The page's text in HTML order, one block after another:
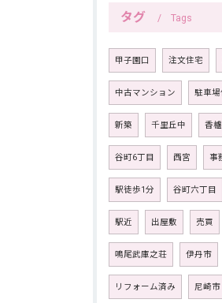
タグ Tags
甲子園口 注文住宅
中古マンション 駐車場
新築 千里丘中 香
谷町6丁目 西宮 事
駅徒歩1分 谷町六丁目
駅近 出屋敷 売買
鳴尾武庫之荘 伊丹市
リフォーム済み 尼崎市